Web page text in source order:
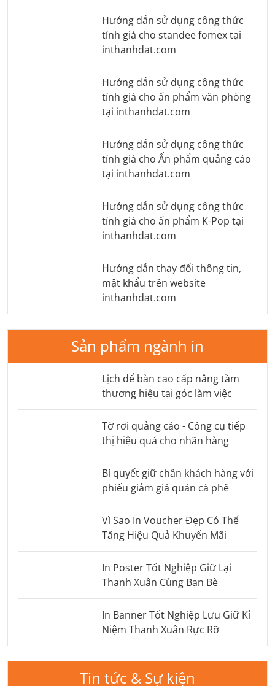
Hướng dẫn sử dụng công thức
tính giá cho standee fomex tại
inthanhdat.com
Hướng dẫn sử dụng công thức
tính giá cho ấn phẩm văn phòng
tại inthanhdat.com
Hướng dẫn sử dụng công thức
tính giá cho Ấn phẩm quảng cáo
tại inthanhdat.com
Hướng dẫn sử dụng công thức
tính giá cho ấn phẩm K-Pop tại
inthanhdat.com
Hướng dẫn thay đổi thông tin,
mật khẩu trên website
inthanhdat.com
Sản phẩm ngành in
Lịch để bàn cao cấp nâng tầm
thương hiệu tại góc làm việc
Tờ rơi quảng cáo - Công cụ tiếp
thị hiệu quả cho nhãn hàng
Bí quyết giữ chân khách hàng với
phiếu giảm giá quán cà phê
Vì Sao In Voucher Đẹp Có Thể
Tăng Hiệu Quả Khuyến Mãi
In Poster Tốt Nghiệp Giữ Lại
Thanh Xuân Cùng Bạn Bè
In Banner Tốt Nghiệp Lưu Giữ Kỉ
Niệm Thanh Xuân Rực Rỡ
Tin tức & Sự kiện